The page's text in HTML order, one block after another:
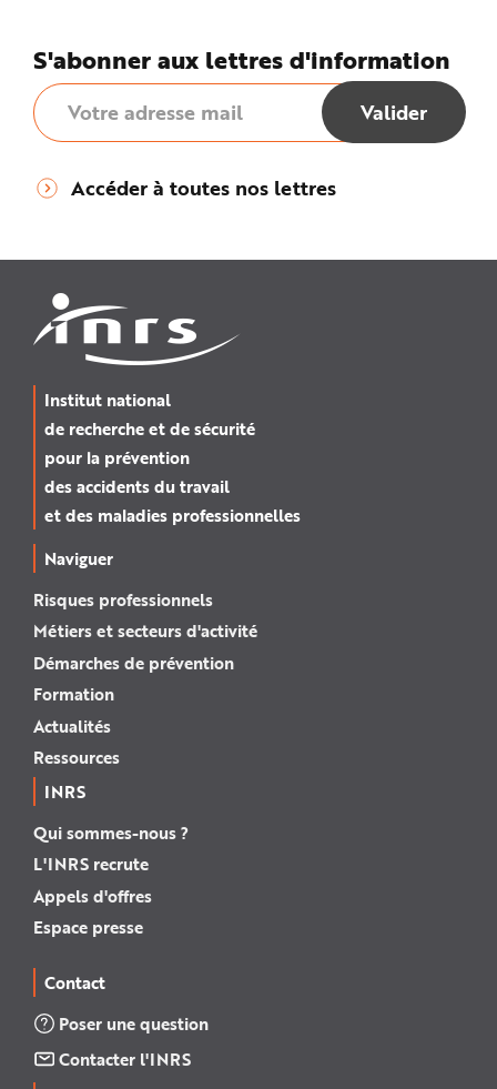
S'abonner aux lettres d'information
Accéder à toutes nos lettres
Institut national
de recherche et de sécurité
pour la prévention
des accidents du travail
et des maladies professionnelles
Naviguer
Risques professionnels
Métiers et secteurs d'activité
Démarches de prévention
Formation
Actualités
Ressources
INRS
Qui sommes-nous ?
L'INRS recrute
Appels d'offres
Espace presse
Contact
Poser une question
Contacter l'INRS